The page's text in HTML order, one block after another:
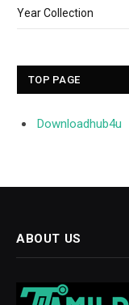
Year Collection
TOP PAGE
Downloadhub4u
ABOUT US